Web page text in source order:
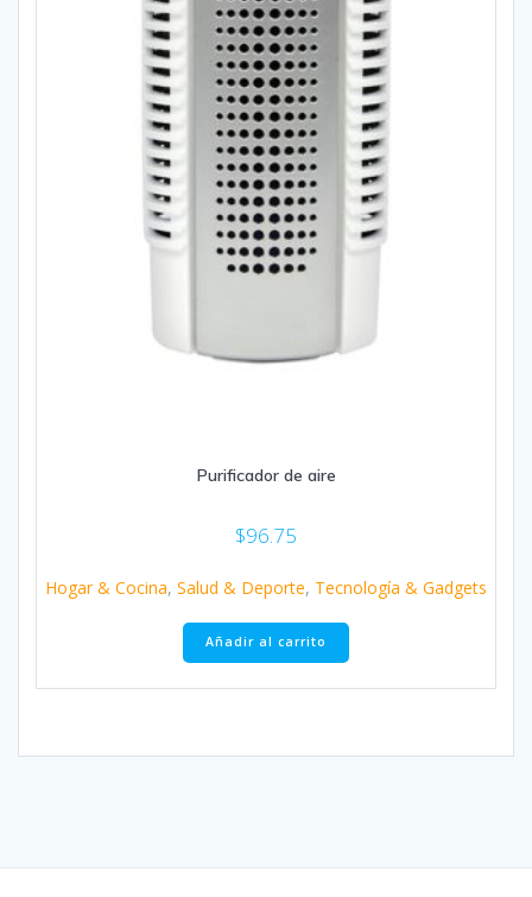
Purificador de aire
$96.75
Hogar & Cocina, Salud & Deporte, Tecnología & Gadgets
Añadir al carrito